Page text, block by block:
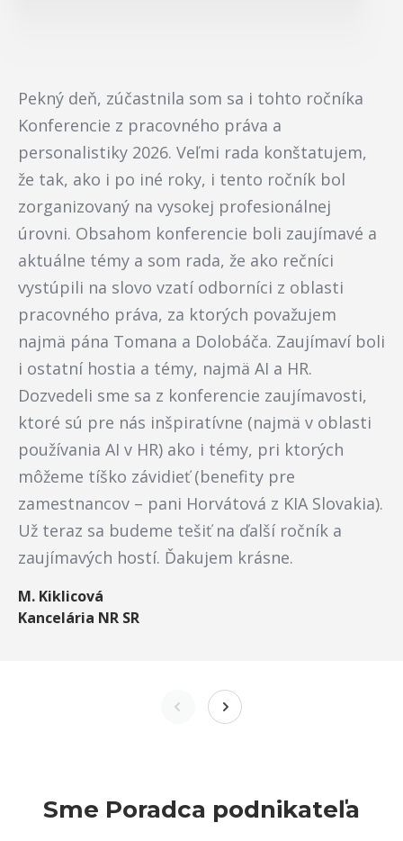
Pekný deň, zúčastnila som sa i tohto ročníka
Konferencie z pracovného práva a
personalistiky 2026. Veľmi rada konštatujem,
že tak, ako i po iné roky, i tento ročník bol
zorganizovaný na vysokej profesionálnej
úrovni. Obsahom konferencie boli zaujímavé a
aktuálne témy a som rada, že ako rečníci
vystúpili na slovo vzatí odborníci z oblasti
pracovného práva, za ktorých považujem
najmä pána Tomana a Dolobáča. Zaujímaví boli
i ostatní hostia a témy, najmä AI a HR.
Dozvedeli sme sa z konferencie zaujímavosti,
ktoré sú pre nás inšpiratívne (najmä v oblasti
používania AI v HR) ako i témy, pri ktorých
môžeme tíško závidieť (benefity pre
zamestnancov – pani Horvátová z KIA Slovakia).
Už teraz sa budeme tešiť na ďalší ročník a
zaujímavých hostí. Ďakujem krásne.
M. Kiklicová
Kancelária NR SR
Sme Poradca podnikateľa